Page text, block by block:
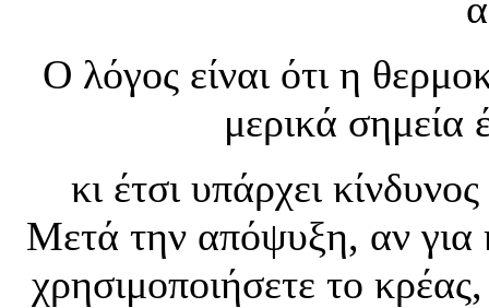
Ο λόγος είναι ότι η
μερικά σημεία
κι έτσι υπάρχει
Μετά την απόψυξη, αν για
χρησιμοποιήσετε το